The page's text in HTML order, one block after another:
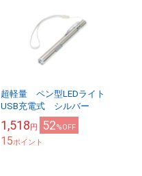
超軽量 ペン型LEDライト
USB充電式 シルバー
1,518円 52%OFF
15ポイント